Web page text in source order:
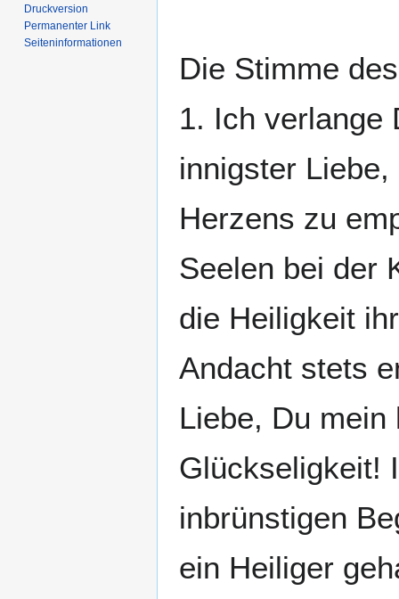
Die Stimme
1. Ich verlange
innigster
Herzens zu
Seelen bei der
die Heiligkeit
Andacht stets
Liebe, Du
Glückseligkeit!
inbrünstigen
ein Heiliger
Druckversion
Permanenter Link
Seiten­­informationen